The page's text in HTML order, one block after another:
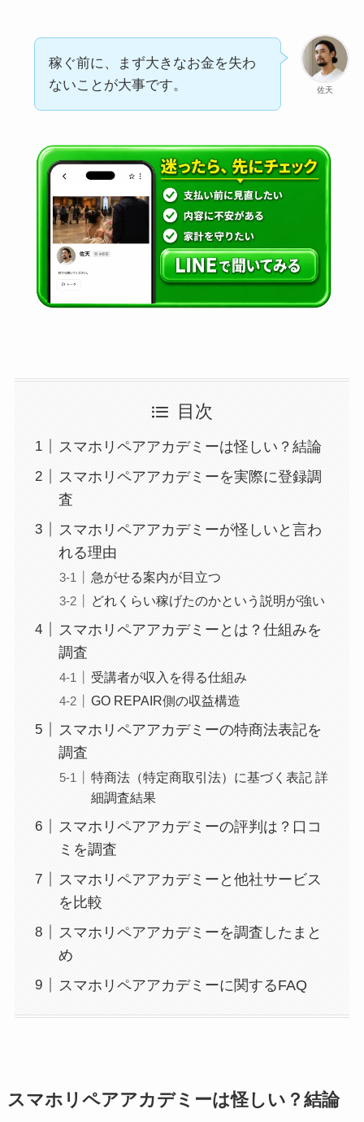
佐天
稼ぐ前に、まず大きなお金を失わ
ないことが大事です。
目次
スマホリペアアカデミーは怪しい？結論
スマホリペアアカデミーを実際に登録調
査
スマホリペアアカデミーが怪しいと言わ
れる理由
急がせる案内が目立つ
どれくらい稼げたのかという説明が強い
スマホリペアアカデミーとは？仕組みを
調査
受講者が収入を得る仕組み
GO REPAIR側の収益構造
スマホリペアアカデミーの特商法表記を
調査
特商法（特定商取引法）に基づく表記 詳
細調査結果
スマホリペアアカデミーの評判は？口コ
ミを調査
スマホリペアアカデミーと他社サービス
を比較
スマホリペアアカデミーを調査したまと
め
スマホリペアアカデミーに関するFAQ
スマホリペアアカデミーは怪しい？結論